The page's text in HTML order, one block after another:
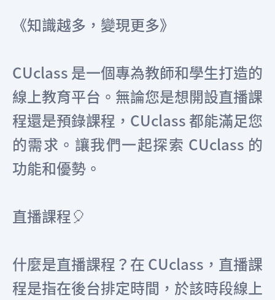
《知識越多，變現更多》
CUclass 是一個專為教師和學生打造的
線上教育平台。無論您是想開設直播課
程還是預錄課程，CUclass 都能滿足您
的需求。讓我們一起探索 CUclass 的
功能和優勢。
直播課程🎈
什麼是直播課程？在 CUclass，直播課
程是指在後台排定時間，於該時段線上